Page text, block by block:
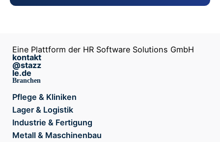
Eine Plattform der HR Software Solutions GmbH
kontakt
@stazz
le.de
Branchen
Pflege & Kliniken
Lager & Logistik
Industrie & Fertigung
Metall & Maschinenbau